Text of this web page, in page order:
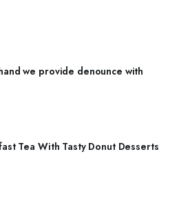
we provide denounce with
Tea With Tasty Donut Desserts